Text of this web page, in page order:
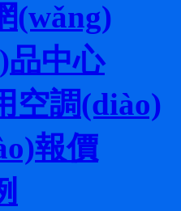
(wǎng)
品中心
空調(diào)
報價